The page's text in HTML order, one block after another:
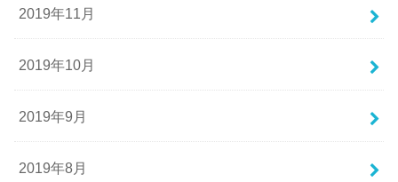
2019年11月
2019年10月
2019年9月
2019年8月